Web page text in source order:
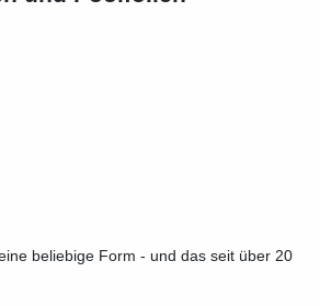
beliebige Form - und das seit über 20